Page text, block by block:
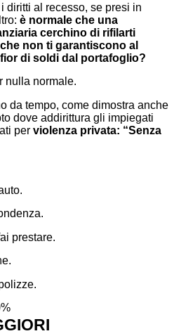
diritti al recesso, se presi in
è normale che una
cerchino di rifilarti
non ti garantiscono al
di soldi dal portafoglio?
nulla normale.
da tempo, come dimostra anche
dove addirittura gli impiegati
per violenza privata: “Senza
prestare.